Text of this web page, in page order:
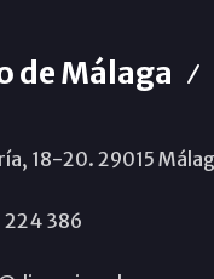
de Málaga
18-20. 29015
386